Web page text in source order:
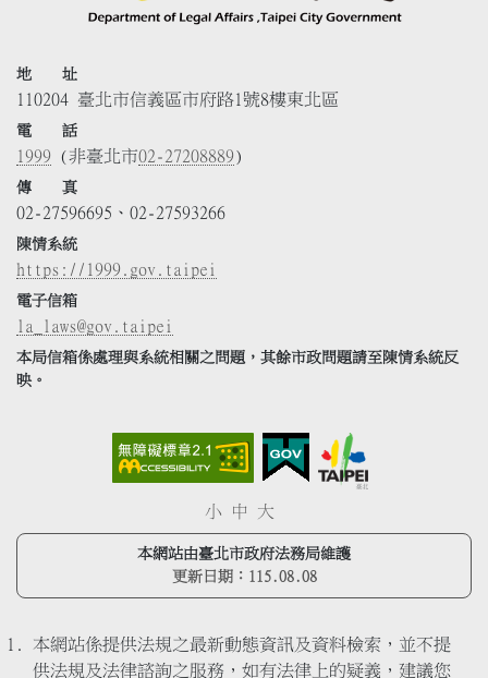
地 址
110204 臺北市信義區市府路1號8樓東北區
電 話
1999 (非臺北市02-27208889)
傳 真
02-27596695、02-27593266
陳情系統
https://1999.gov.taipei
電子信箱
la_laws@gov.taipei
本局信箱係處理與系統相關之問題，其餘市政問題請至陳情系統反
映。
小 中 大
本網站由臺北市政府法務局維護
更新日期： 115.08.08
本網站係提供法規之最新動態資訊及資料檢索，並不提
供法規及法律諮詢之服務，如有法律上的疑義，建議您